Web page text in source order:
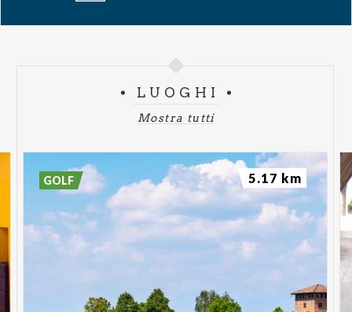
esaurimento posti).Clicca qui
Nel momento in cui Lei effettua un acquisto, i Suoi
dati vengono trasferiti a Di and Gi s.r.l. e da questa
trattati ai fini dell'esecuzione del contratto quale
autonomo titolare del relativo trattamento.
Pertanto, prima di procedere all'acquisto si prega di
prendere visione della relativa Informativa.
LUOGHI
Mostra tutti
GOLF 5.17 km